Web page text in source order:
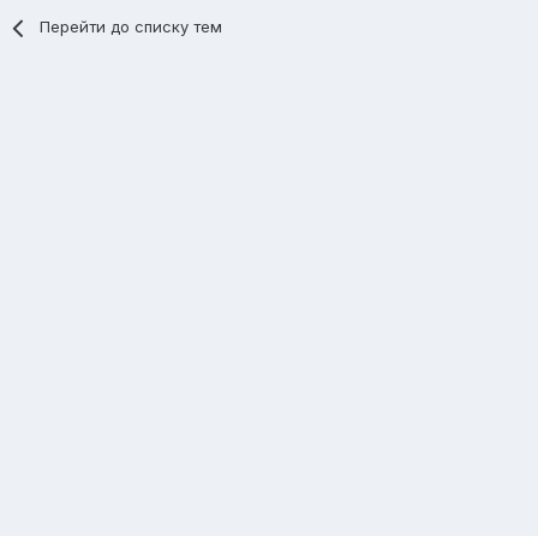
Перейти до списку тем